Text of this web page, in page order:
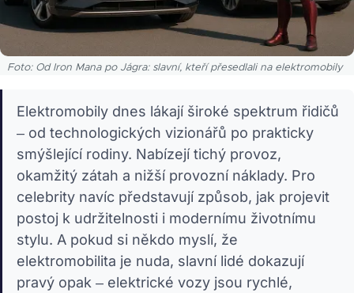
Foto: Od Iron Mana po Jágra: slavní, kteří přesedlali na elektromobily
Elektromobily dnes lákají široké spektrum řidičů
– od technologických vizionářů po prakticky
smýšlející rodiny. Nabízejí tichý provoz,
okamžitý zátah a nižší provozní náklady. Pro
celebrity navíc představují způsob, jak projevit
postoj k udržitelnosti i modernímu životnímu
stylu. A pokud si někdo myslí, že
elektromobilita je nuda, slavní lidé dokazují
pravý opak – elektrické vozy jsou rychlé,